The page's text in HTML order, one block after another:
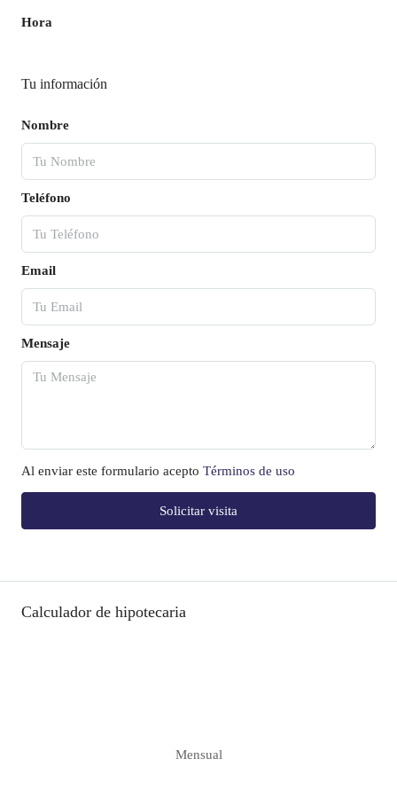
Hora
Tu información
Nombre
Teléfono
Email
Mensaje
Al enviar este formulario acepto Términos de uso
Solicitar visita
Calculador de hipotecaria
Mensual